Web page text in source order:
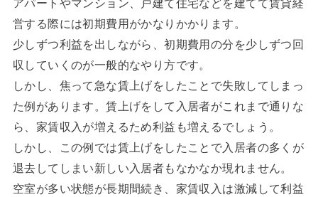
アパートやマンション、戸建て住宅などを建てて賃貸経
営する際には初期費用がかなりかかります。
少しずつ利益を出しながら、初期費用の分を少しずつ回
収していくのが一般的なやり方です。
しかし、焦って急な賃上げをしたことで失敗してしまっ
た例があります。賃上げをして入居者がこれまで通りな
ら、家賃収入が増えるため利益も増えるでしょう。
しかし、この例では賃上げをしたことで入居者の多くが
退去してしまい新しい入居者もなかなか現れません。
空室が多い状態が長期間続き、家賃収入は激減して利益